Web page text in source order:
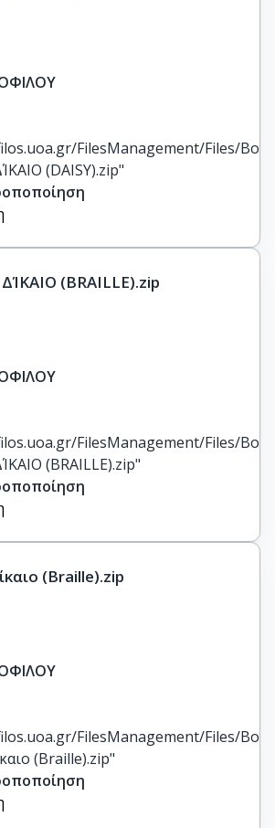
FilesManagement/Files/
(DAISY).zip"
(BRAILLE).zip
FilesManagement/Files/
(BRAILLE).zip"
(Braille).zip
FilesManagement/Files/
(Braille).zip"